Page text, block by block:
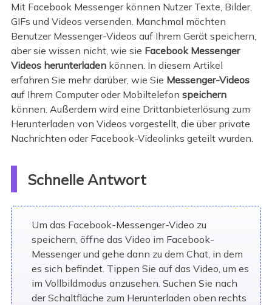
Mit Facebook Messenger können Nutzer Texte, Bilder,
GIFs und Videos versenden. Manchmal möchten
Benutzer Messenger-Videos auf Ihrem Gerät speichern,
aber sie wissen nicht, wie sie Facebook Messenger
Videos herunterladen können. In diesem Artikel
erfahren Sie mehr darüber, wie Sie Messenger-Videos
auf Ihrem Computer oder Mobiltelefon speichern
können. Außerdem wird eine Drittanbieterlösung zum
Herunterladen von Videos vorgestellt, die über private
Nachrichten oder Facebook-Videolinks geteilt wurden.
Schnelle Antwort
Um das Facebook-Messenger-Video zu
speichern, öffne das Video im Facebook-
Messenger und gehe dann zu dem Chat, in dem
es sich befindet. Tippen Sie auf das Video, um es
im Vollbildmodus anzusehen. Suchen Sie nach
der Schaltfläche zum Herunterladen oben rechts